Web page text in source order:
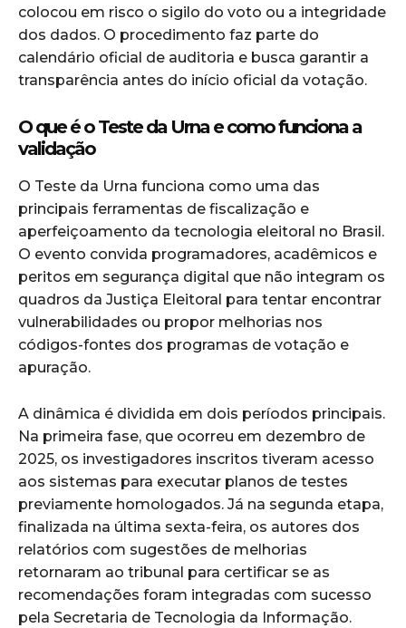
colocou em risco o sigilo do voto ou a integridade
dos dados. O procedimento faz parte do
calendário oficial de auditoria e busca garantir a
transparência antes do início oficial da votação.
O que é o Teste da Urna e como funciona a
validação
O Teste da Urna funciona como uma das
principais ferramentas de fiscalização e
aperfeiçoamento da tecnologia eleitoral no Brasil.
O evento convida programadores, acadêmicos e
peritos em segurança digital que não integram os
quadros da Justiça Eleitoral para tentar encontrar
vulnerabilidades ou propor melhorias nos
códigos-fontes dos programas de votação e
apuração.
A dinâmica é dividida em dois períodos principais.
Na primeira fase, que ocorreu em dezembro de
2025, os investigadores inscritos tiveram acesso
aos sistemas para executar planos de testes
previamente homologados. Já na segunda etapa,
finalizada na última sexta-feira, os autores dos
relatórios com sugestões de melhorias
retornaram ao tribunal para certificar se as
recomendações foram integradas com sucesso
pela Secretaria de Tecnologia da Informação.